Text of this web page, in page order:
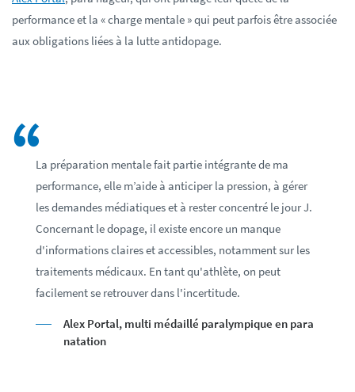
performance et la « charge mentale » qui peut parfois être associée
aux obligations liées à la lutte antidopage.
La préparation mentale fait partie intégrante de ma
performance, elle m’aide à anticiper la pression, à gérer
les demandes médiatiques et à rester concentré le jour J.
Concernant le dopage, il existe encore un manque
d'informations claires et accessibles, notamment sur les
traitements médicaux. En tant qu'athlète, on peut
facilement se retrouver dans l'incertitude.
Alex Portal, multi médaillé paralympique en para
natation